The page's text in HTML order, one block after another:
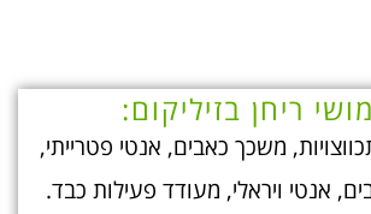
ריחן בזיליקום:
משכך כאבים, אנטי פטרייתי,
אנטי ויראלי, מעודד פעילות כבד.